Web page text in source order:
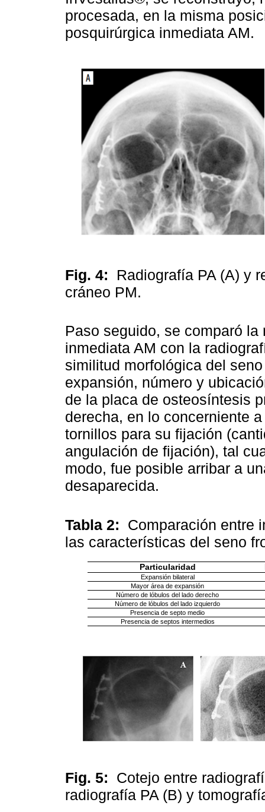
procesada, en la misma
posquirúrgica inmediata AM.
Fig. 4: Radiografía PA (A) y
cráneo PM.
Paso seguido, se comparó
inmediata AM con la
similitud morfológica del
expansión, número y
de la placa de osteosíntesis
derecha, en lo concerniente
tornillos para su fijación
angulación de fijación), tal
modo, fue posible arribar a
desaparecida.
Tabla 2: Comparación entre
las características del seno
Particularidad
Expansión bilateral
Mayor área de expansión
Número de lóbulos del lado derecho
Número de lóbulos del lado izquierdo
Presencia de septo medio
Presencia de septos intermedios
Fig. 5: Cotejo entre
radiografía PA (B) y